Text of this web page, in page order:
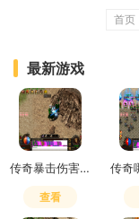
首页
最新游戏
传奇暴击伤害设置在哪
查看